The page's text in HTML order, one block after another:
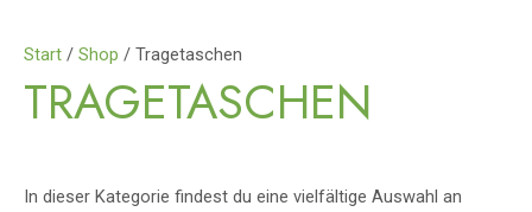
Start / Shop / Tragetaschen
TRAGETASCHEN
In dieser Kategorie findest du eine vielfältige Auswahl an